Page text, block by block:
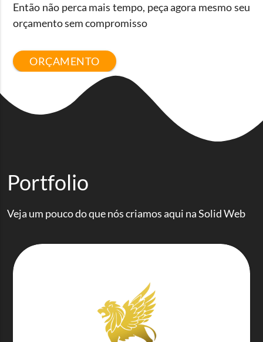
Então não perca mais tempo, peça agora mesmo seu
orçamento sem compromisso
ORÇAMENTO
Portfolio
Veja um pouco do que nós criamos aqui na Solid Web